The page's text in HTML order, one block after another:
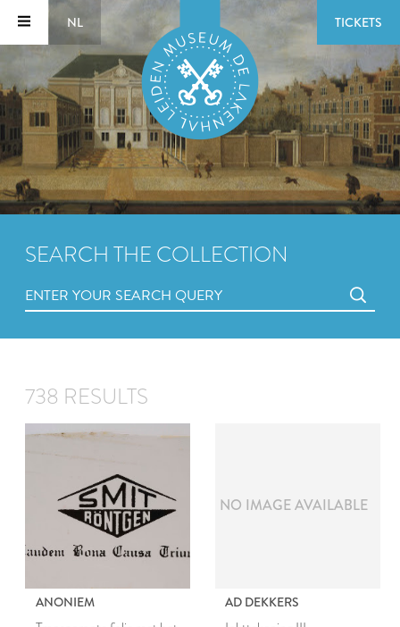
NL TICKETS
SEARCH THE COLLECTION
738 RESULTS
ANONIEM
NO IMAGE AVAILABLE
AD DEKKERS